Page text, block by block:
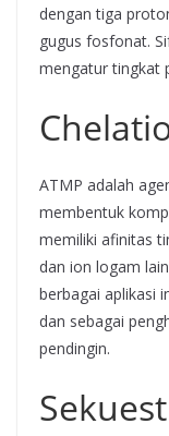
dengan tiga
gugus fosfonat.
mengatur tingkat
ATMP adalah
membentuk
memiliki afinitas
dan ion logam
berbagai aplikasi
dan sebagai
pendingin.